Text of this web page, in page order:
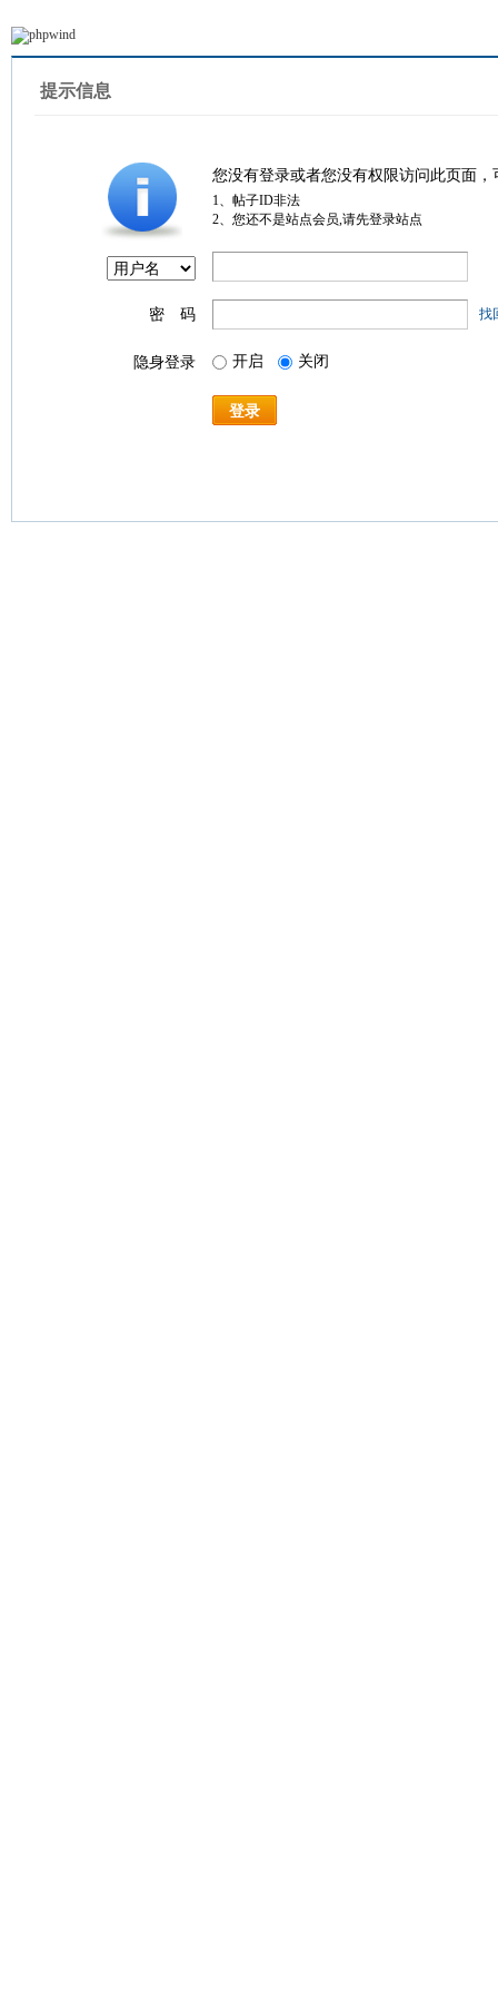
提示信息
您没有登录或者您没有权限访问此页面
1、帖子ID非法
2、您还不是站点会员,请先登录站点
密 码 找
隐身登录 开启 关闭
登录